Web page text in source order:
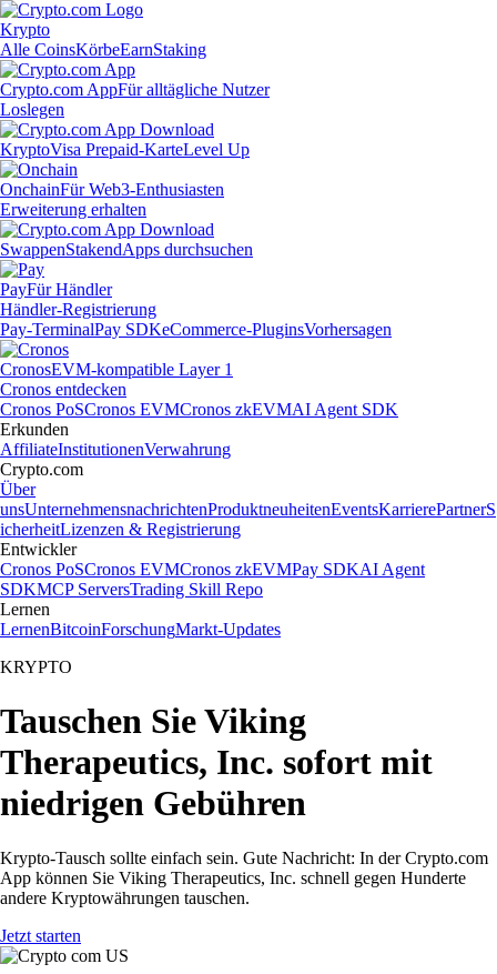
Krypto
Alle CoinsKörbeEarnStaking
Crypto.com AppFür alltägliche Nutzer
Loslegen
KryptoVisa Prepaid-KarteLevel Up
OnchainFür Web3-Enthusiasten
Erweiterung erhalten
SwappenStakendApps durchsuchen
PayFür Händler
Händler-Registrierung
Pay-TerminalPay SDKeCommerce-PluginsVorhersagen
CronosEVM-kompatible Layer 1
Cronos entdecken
Cronos PoSCronos EVMCronos zkEVMAI Agent SDK
Erkunden
AffiliateInstitutionenVerwahrung
Crypto.com
Über
unsUnternehmensnachrichtenProduktneuheitenEventsKarrierePartnerS
icherheitLizenzen & Registrierung
Entwickler
Cronos PoSCronos EVMCronos zkEVMPay SDKAI Agent
SDKMCP ServersTrading Skill Repo
Lernen
LernenBitcoinForschungMarkt-Updates
KRYPTO
Tauschen Sie Viking
Therapeutics, Inc. sofort mit
niedrigen Gebühren
Krypto-Tausch sollte einfach sein. Gute Nachricht: In der Crypto.com
App können Sie Viking Therapeutics, Inc. schnell gegen Hunderte
andere Kryptowährungen tauschen.
Jetzt starten